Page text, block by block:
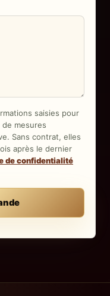
saisies pour
mesures
Sans contrat, elles
après le dernier
de confidentialité